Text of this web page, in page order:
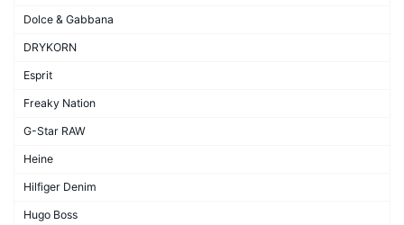
Dolce & Gabbana
DRYKORN
Esprit
Freaky Nation
G-Star RAW
Heine
Hilfiger Denim
Hugo Boss